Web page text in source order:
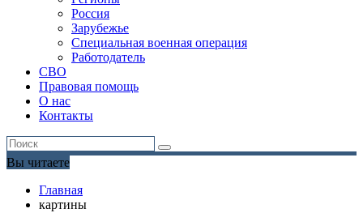
Россия
Зарубежье
Специальная военная операция
Работодатель
СВО
Правовая помощь
О нас
Контакты
Вы читаете
Главная
картины